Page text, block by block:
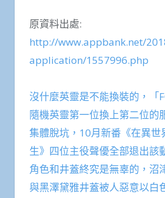
原資料出處:
http://www.appbank.net/
application/1557996.php
沒什麼英靈是不能換裝的，「
隨機英靈第一位換上第二位的
集體脫坑，10月新番《在異世
生》四位主役聲優全部退出該
角色和井蓋終究是無辜的，沼
與黑澤黛雅井蓋被人惡意以白